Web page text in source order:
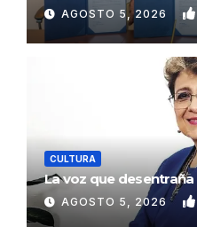
AGOSTO 5, 2026
CULTURA
La voz que
AGOSTO 5, 2026